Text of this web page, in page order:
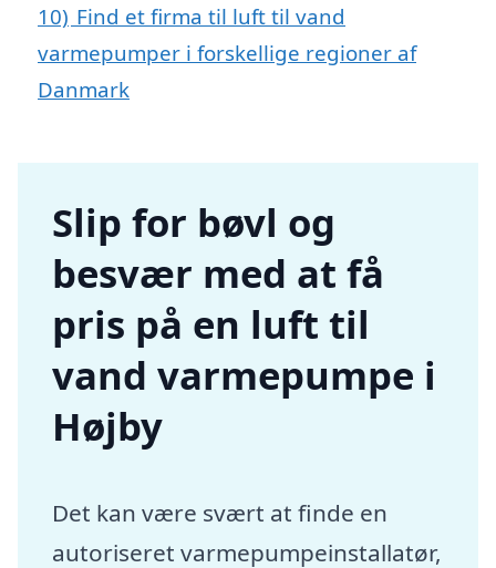
10) Find et firma til luft til vand
varmepumper i forskellige regioner af
Danmark
Slip for bøvl og
besvær med at få
pris på en luft til
vand varmepumpe i
Højby
Det kan være svært at finde en
autoriseret varmepumpeinstallatør,